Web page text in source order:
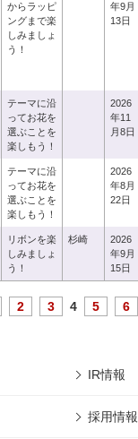
からラッピ
ングまで楽
しみましょ
う！
年9月
13日
テーマに沿
ってお花を
選ぶことを
楽しもう！
2026
年11
月8日
テーマに沿
ってお花を
選ぶことを
楽しもう！
2026
年8月
22日
リボンを楽
しみましょ
う！
杉崎
2026
年9月
15日
2 3 4 5 6
IR情報
採用情報